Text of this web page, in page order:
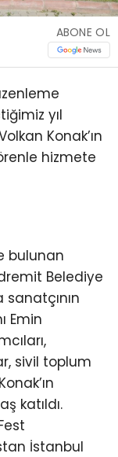
ABONE OL
yıl
Konak’ın
hizmete
bulunan
Belediye
sanatçının
Emin
sivil toplum
katıldı.
İstanbul